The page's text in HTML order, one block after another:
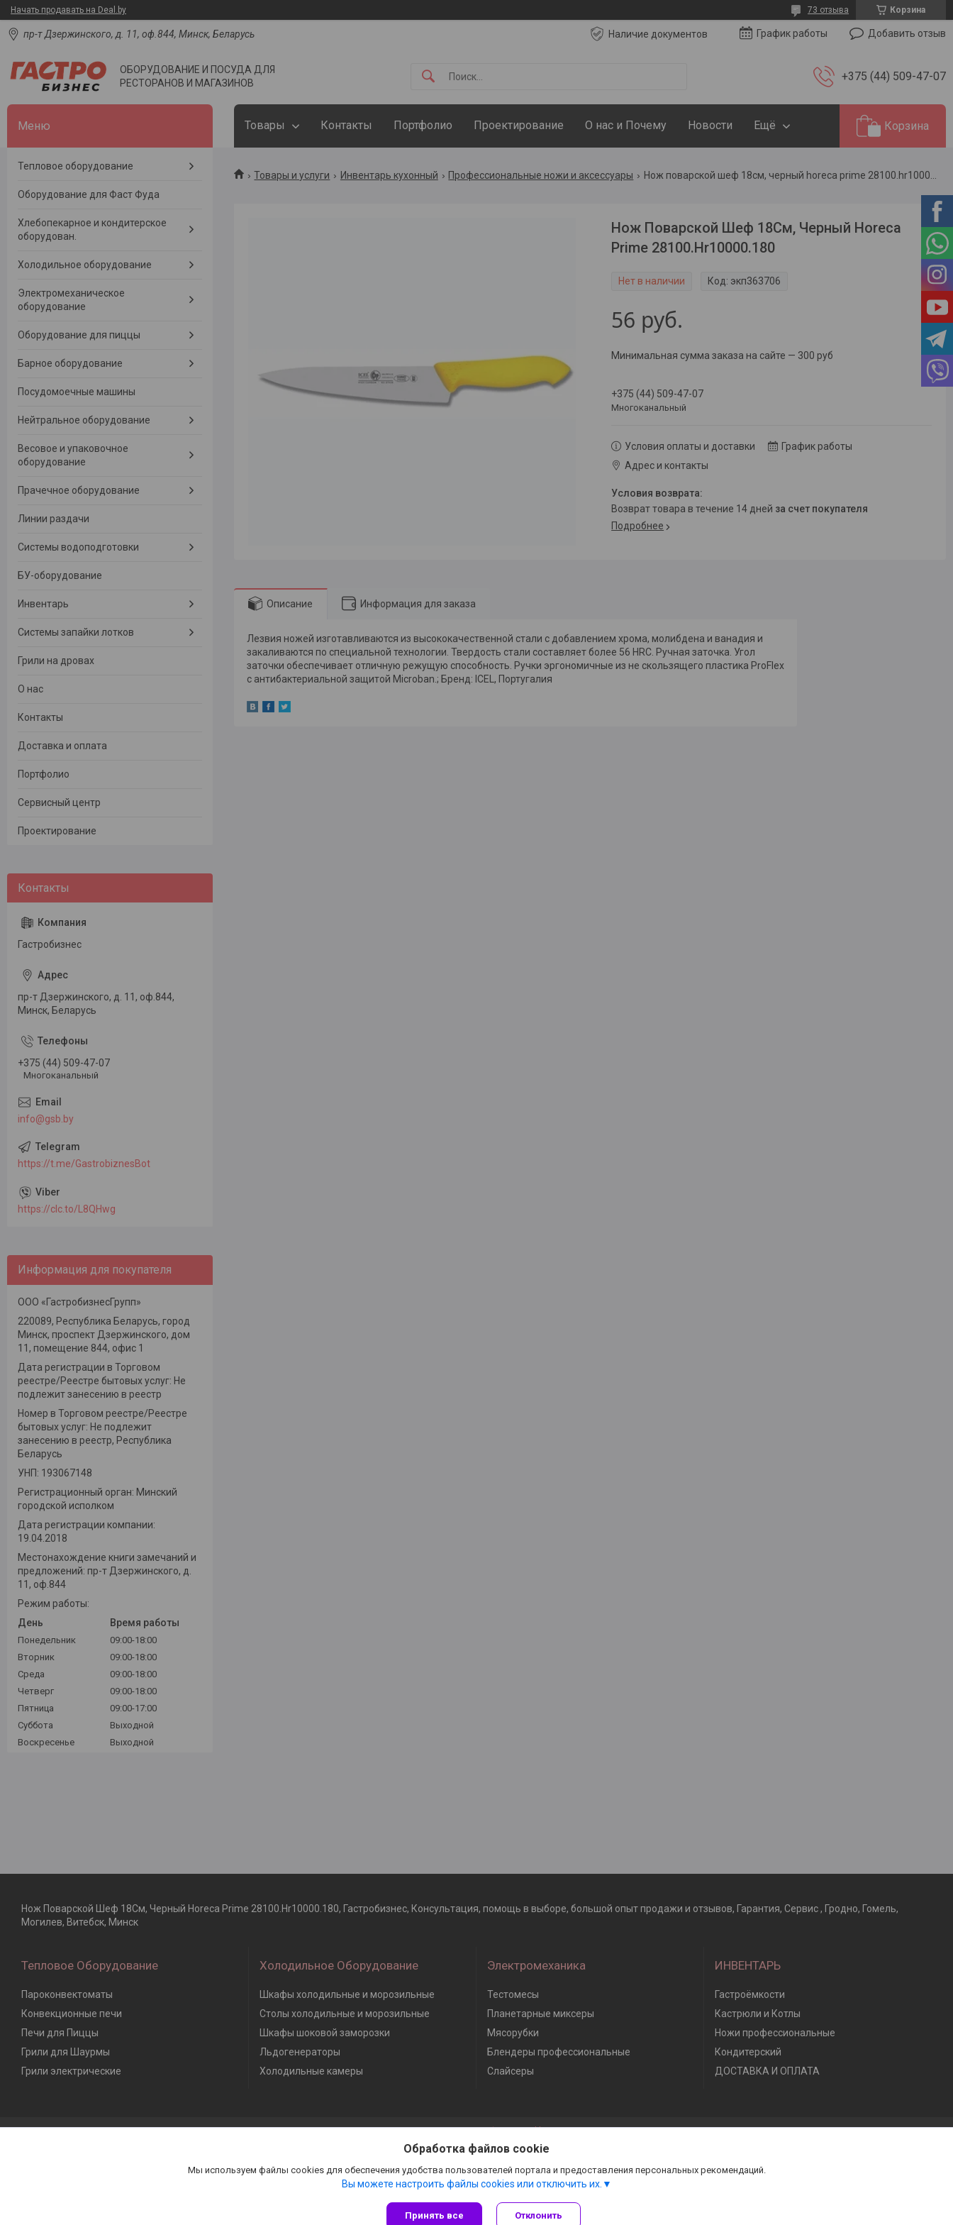
Начать продавать на Deal.by Корзина
73 отзыва
пр-т Дзержинского, д. 11, оф.844, Минск, Беларусь Наличие документов График работы Добавить отзыв
ОБОРУДОВАНИЕ И ПОСУДА ДЛЯ
РЕСТОРАНОВ И МАГАЗИНОВ
+375 (44) 509-47-07
Товары Контакты Портфолио Проектирование О нас и Почему Новости Ещё Корзина
Товары и услуги Инвентарь кухонный Профессиональные ножи и аксессуары Нож поварской шеф 18см, черный horeca prime 28100.hr10000.180
Нож Поварской Шеф 18См, Черный Horeca
Prime 28100.Hr10000.180
Нет в наличии Код: экп363706
56 руб.
Минимальная сумма заказа на сайте — 300 руб
+375 (44) 509-47-07
Многоканальный
Условия оплаты и доставки
График работы
Адрес и контакты
возврат товара в течение 14 дней за счет покупателя
Подробнее
Описание Информация для заказа
Лезвия ножей изготавливаются из высококачественной стали с добавлением хрома, молибдена и ванадия и
закаливаются по специальной технологии. Твердость стали составляет более 56 HRC. Ручная заточка. Угол
заточки обеспечивает отличную режущую способность. Ручки эргономичные из не скользящего пластика ProFlex
с антибактериальной защитой Microban.; Бренд: ICEL, Португалия
Тепловое оборудование
Оборудование для Фаст Фуда
Хлебопекарное и кондитерское
оборудован.
Холодильное оборудование
Электромеханическое
оборудование
Оборудование для пиццы
Барное оборудование
Посудомоечные машины
Нейтральное оборудование
Весовое и упаковочное
оборудование
Прачечное оборудование
Линии раздачи
Системы водоподготовки
БУ-оборудование
Инвентарь
Системы запайки лотков
Грили на дровах
О нас
Контакты
Доставка и оплата
Портфолио
Сервисный центр
Проектирование
Гастробизнес
пр-т Дзержинского, д. 11, оф.844,
Минск, Беларусь
+375 (44) 509-47-07
Многоканальный
info@gsb.by
https://t.me/GastrobiznesBot
https://clc.to/L8QHwg
Информация для покупателя
ООО «ГастробизнесГрупп»
220089, Республика Беларусь, город
Минск, проспект Дзержинского, дом
11, помещение 844, офис 1
Дата регистрации в Торговом
реестре/Реестре бытовых услуг: Не
подлежит занесению в реестр
Номер в Торговом реестре/Реестре
бытовых услуг: Не подлежит
занесению в реестр, Республика
Беларусь
УНП: 193067148
Регистрационный орган: Минский
городской исполком
Дата регистрации компании:
19.04.2018
Местонахождение книги замечаний и
предложений: пр-т Дзержинского, д.
11, оф.844
Режим работы:
День
Время работы
Понедельник
09:00-18:00
Вторник
09:00-18:00
Среда
09:00-18:00
Четверг
09:00-18:00
Пятница
09:00-17:00
Суббота
Выходной
Воскресенье
Выходной
Нож Поварской Шеф 18См, Черный Horeca Prime 28100.Hr10000.180, Гастробизнес, Консультация, помощь в выборе, большой опыт продажи и отзывов, Гарантия, Сервис , Гродно, Гомель,
Могилев, Витебск, Минск
Тепловое Оборудование
Пароконвектоматы
Конвекционные печи
Печи для Пиццы
Грили для Шаурмы
Грили электрические
Холодильное Оборудование
Шкафы холодильные и морозильные
Столы холодильные и морозильные
Шкафы шоковой заморозки
Льдогенераторы
Холодильные камеры
Электромеханика
Тестомесы
Планетарные миксеры
Мясорубки
Блендеры профессиональные
Слайсеры
ИНВЕНТАРЬ
Гастроёмкости
Кастрюли и Котлы
Ножи профессиональные
Кондитерский
ДОСТАВКА И ОПЛАТА
Сайт создан на платформе Deal.by
Политика обработки файлов cookies
Обработка файлов cookie
Мы используем файлы cookies для обеспечения удобства пользователей портала и предоставления персональных рекомендаций.
Вы можете настроить файлы cookies или отключить их.
Принять все Отклонить
Гастробизнес |
Пожаловаться на контент
Select Language ▼